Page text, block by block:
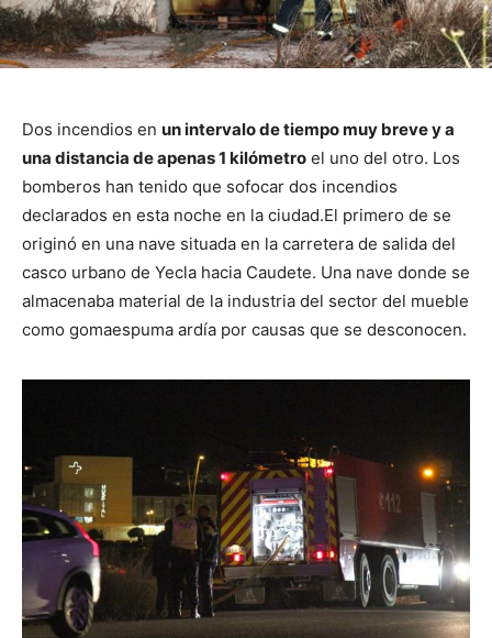
Dos incendios en un intervalo de tiempo muy breve y a
una distancia de apenas 1 kilómetro el uno del otro. Los
bomberos han tenido que sofocar dos incendios
declarados en esta noche en la ciudad.El primero de se
originó en una nave situada en la carretera de salida del
casco urbano de Yecla hacia Caudete. Una nave donde se
almacenaba material de la industria del sector del mueble
como gomaespuma ardía por causas que se desconocen.